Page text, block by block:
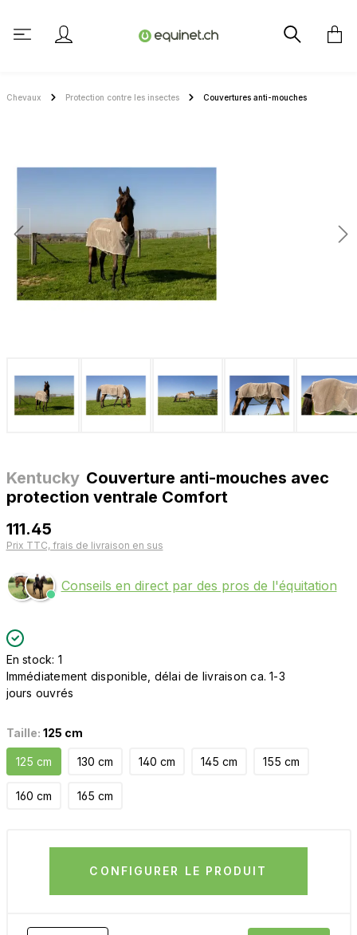
Chevaux Protection contre les insectes Couvertures anti-mouches
Kentucky Couverture anti-mouches avec
protection ventrale Comfort
111.45
Prix TTC, frais de livraison en sus
Conseils en direct par des pros de l'équitation
En stock: 1
Immédiatement disponible, délai de livraison ca. 1-3
jours ouvrés
Taille: 125 cm
125 cm 130 cm 140 cm 145 cm 155 cm
160 cm 165 cm
CONFIGURER LE PRODUIT